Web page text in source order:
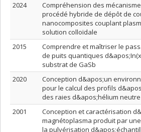
2024
Compréhension des
procédé hybride de dépôt de
nanocomposites couplant
solution colloïdale
2015
Comprendre et maîtriser le
de puits quantiques
substrat de GaSb
2020
Conception d&apos;un
pour le calcul des profils
des raies d&apos;hélium neutre
2001
Conception et caractérisation
magnétoplasma produit par
la pulvérisation